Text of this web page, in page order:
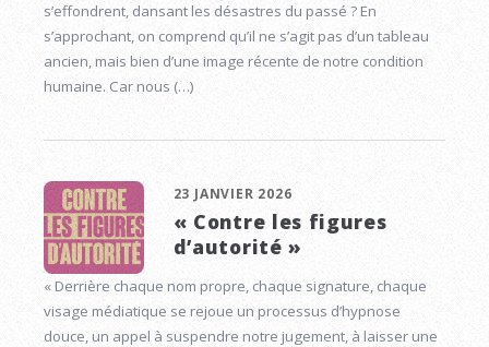
s’effondrent, dansant les désastres du passé ? En
s’approchant, on comprend qu’il ne s’agit pas d’un tableau
ancien, mais bien d’une image récente de notre condition
humaine. Car nous (…)
23 JANVIER 2026
« Contre les figures
d’autorité »
« Derrière chaque nom propre, chaque signature, chaque
visage médiatique se rejoue un processus d’hypnose
douce, un appel à suspendre notre jugement, à laisser une